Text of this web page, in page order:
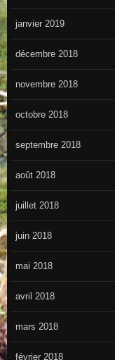
janvier 2019
décembre 2018
novembre 2018
octobre 2018
septembre 2018
août 2018
juillet 2018
juin 2018
mai 2018
avril 2018
mars 2018
février 2018